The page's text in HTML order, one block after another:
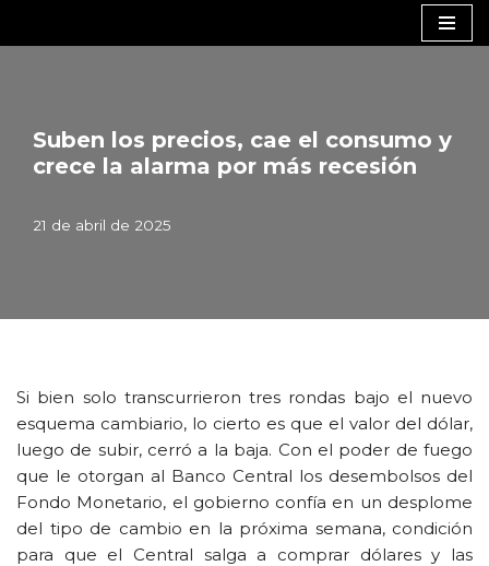
Suben los precios, cae el consumo y
crece la alarma por más recesión
21 de abril de 2025
Si bien solo transcurrieron tres rondas bajo el nuevo
esquema cambiario, lo cierto es que el valor del dólar,
luego de subir, cerró a la baja. Con el poder de fuego
que le otorgan al Banco Central los desembolsos del
Fondo Monetario, el gobierno confía en un desplome
del tipo de cambio en la próxima semana, condición
para que el Central salga a comprar dólares y las